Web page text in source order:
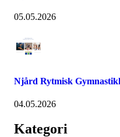
05.05.2026
Njård Rytmisk
04.05.2026
Kategori